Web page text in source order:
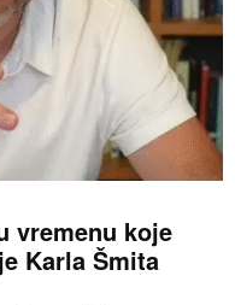
vremenu koje
Karla Šmita